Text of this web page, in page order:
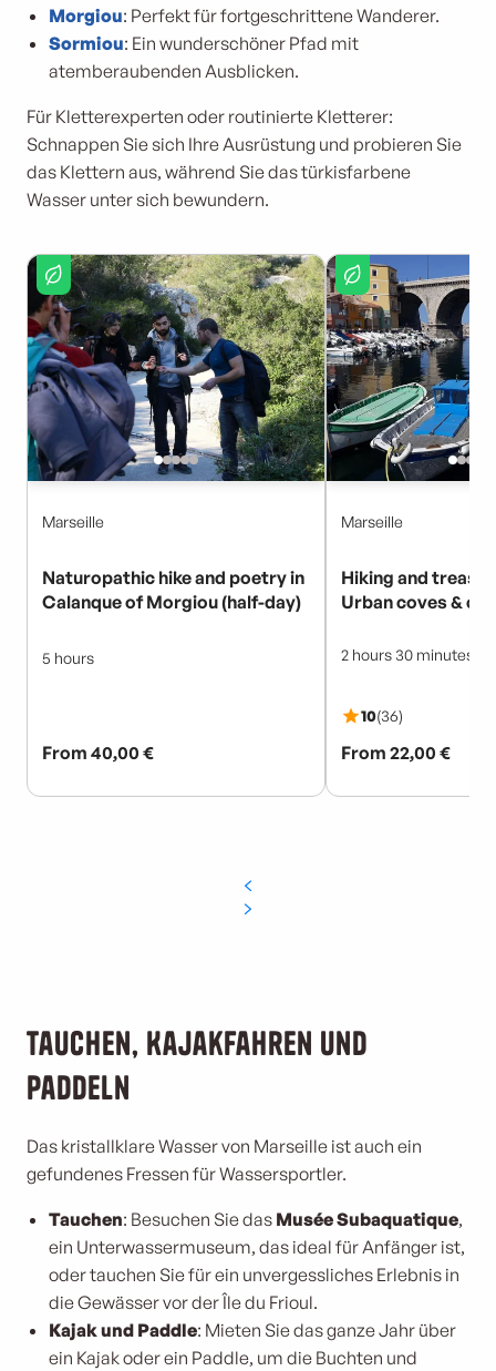
Morgiou: Perfekt für fortgeschrittene Wanderer.
Sormiou: Ein wunderschöner Pfad mit
atemberaubenden Ausblicken.
Für Kletterexperten oder routinierte Kletterer:
Schnappen Sie sich Ihre Ausrüstung und probieren Sie
das Klettern aus, während Sie das türkisfarbene
Wasser unter sich bewundern.
Tauchen, Kajakfahren und
Paddeln
Das kristallklare Wasser von Marseille ist auch ein
gefundenes Fressen für Wassersportler.
Tauchen: Besuchen Sie das Musée Subaquatique,
ein Unterwassermuseum, das ideal für Anfänger ist,
oder tauchen Sie für ein unvergessliches Erlebnis in
die Gewässer vor der Île du Frioul.
Kajak und Paddle: Mieten Sie das ganze Jahr über
ein Kajak oder ein Paddle, um die Buchten und